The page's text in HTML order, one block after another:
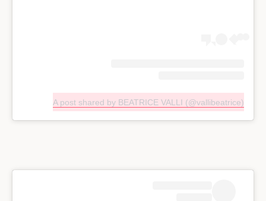
A post shared by BEATRICE VALLI (@vallibeatrice)